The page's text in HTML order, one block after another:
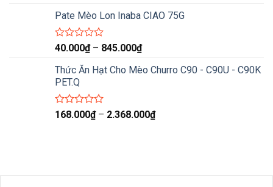
hạng
0
5
từ
Pate Mèo Lon Inaba CIAO 75G
Được
hạng
0
5
sao
40.000₫ – 845.000₫Khoảng
từ
845.000₫
Thức Ăn Hạt Cho Mèo Churro C90 - C90U - C90K
PET.Q
Được
168.000₫ – 2.368.000₫Khoảng
2.368.000₫